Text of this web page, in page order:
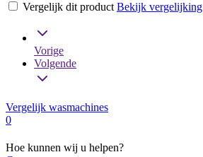
Vergelijk dit product Bekijk vergelijking
Vorige
Volgende
Vergelijk wasmachines
0
Hoe kunnen wij u helpen?